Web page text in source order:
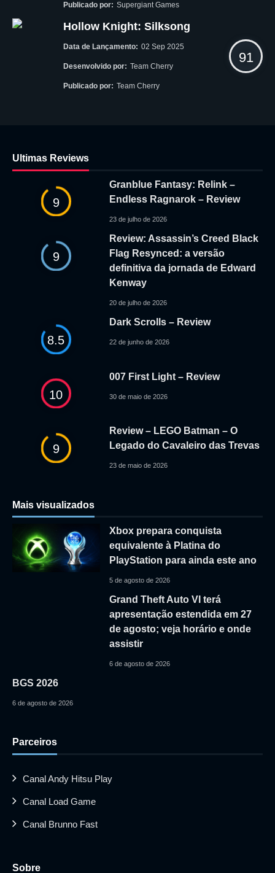
Publicado por: Supergiant Games
Hollow Knight: Silksong
Data de Lançamento: 02 Sep 2025
Desenvolvido por: Team Cherry
Publicado por: Team Cherry
91
Ultimas Reviews
9
Granblue Fantasy: Relink –
Endless Ragnarok – Review
23 de julho de 2026
9
Review: Assassin’s Creed Black
Flag Resynced: a versão
definitiva da jornada de Edward
Kenway
20 de julho de 2026
8.5
Dark Scrolls – Review
22 de junho de 2026
10
007 First Light – Review
30 de maio de 2026
9
Review – LEGO Batman – O
Legado do Cavaleiro das Trevas
23 de maio de 2026
Mais visualizados
Xbox prepara conquista
equivalente à Platina do
PlayStation para ainda este ano
5 de agosto de 2026
Grand Theft Auto VI terá
apresentação estendida em 27
de agosto; veja horário e onde
assistir
6 de agosto de 2026
BGS 2026
6 de agosto de 2026
Parceiros
Canal Andy Hitsu Play
Canal Load Game
Canal Brunno Fast
Sobre